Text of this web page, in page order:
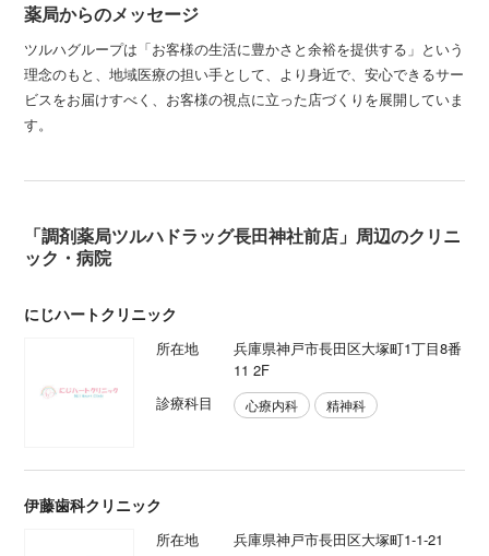
薬局からのメッセージ
ツルハグループは「お客様の生活に豊かさと余裕を提供する」という
理念のもと、地域医療の担い手として、より身近で、安心できるサー
ビスをお届けすべく、お客様の視点に立った店づくりを展開していま
す。
「調剤薬局ツルハドラッグ長田神社前店」周辺のクリニ
ック・病院
にじハートクリニック
所在地
兵庫県神戸市長田区大塚町1丁目8番
11 2F
診療科目
心療内科 精神科
伊藤歯科クリニック
所在地
兵庫県神戸市長田区大塚町1-1-21